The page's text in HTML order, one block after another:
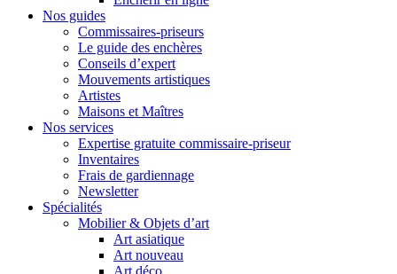
Nos guides
Commissaires-priseurs
Le guide des enchères
Conseils d’expert
Mouvements artistiques
Artistes
Maisons et Maîtres
Nos services
Expertise gratuite commissaire-priseur
Inventaires
Frais de gardiennage
Newsletter
Spécialités
Mobilier & Objets d’art
Art asiatique
Art nouveau
Art déco